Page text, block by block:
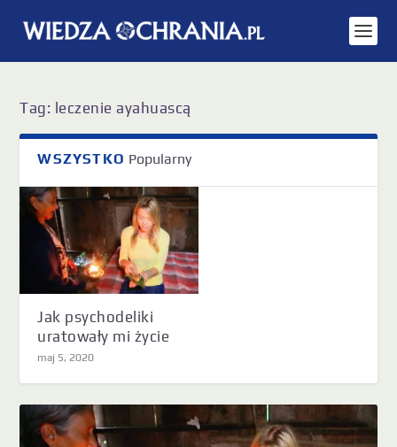
Tag: leczenie ayahuascą
WSZYSTKO Popularny
Jak psychodeliki
uratowały mi życie
maj 5, 2020